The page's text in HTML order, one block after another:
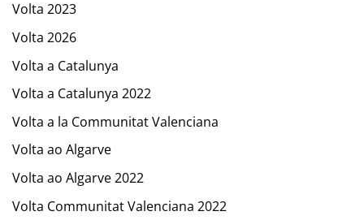
Volta 2023
Volta 2026
Volta a Catalunya
Volta a Catalunya 2022
Volta a la Communitat Valenciana
Volta ao Algarve
Volta ao Algarve 2022
Volta Communitat Valenciana 2022